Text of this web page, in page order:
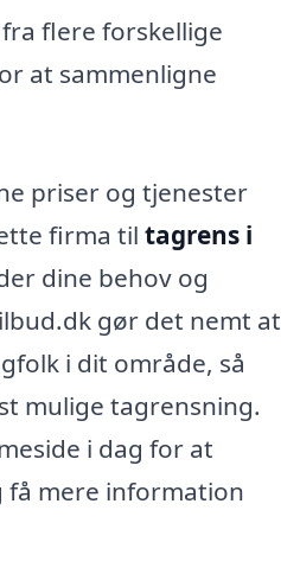
flere forskellige
at sammenligne
priser og tjenester
firma til tagrens i
dine behov og
gør det nemt at
i dit område, så
mulige tagrensning.
i dag for at
mere information